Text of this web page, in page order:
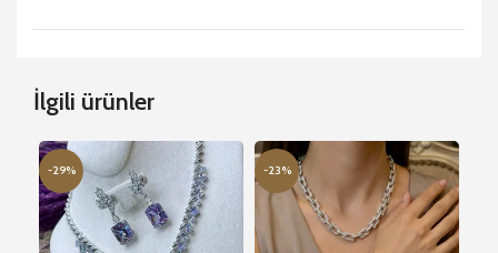
İlgili ürünler
-29% -23%